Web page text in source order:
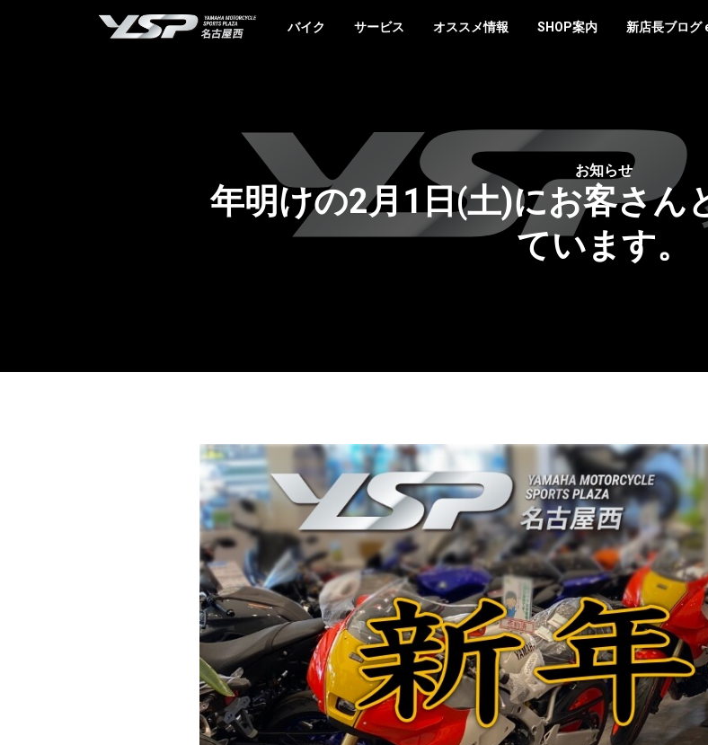
YSP名古屋西
バイク サービス オススメ情報 SHOP案内 新店長ブログ
お知らせ
年明けの2月1日(土)にお客さん
ています。